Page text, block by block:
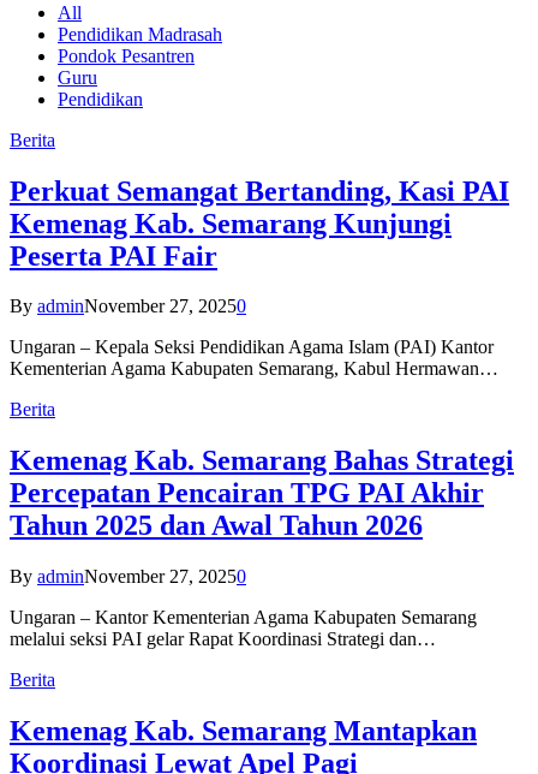
All
Pendidikan Madrasah
Pondok Pesantren
Guru
Pendidikan
Berita
Perkuat Semangat Bertanding, Kasi PAI
Kemenag Kab. Semarang Kunjungi
Peserta PAI Fair
By adminNovember 27, 20250
Ungaran – Kepala Seksi Pendidikan Agama Islam (PAI) Kantor
Kementerian Agama Kabupaten Semarang, Kabul Hermawan…
Berita
Kemenag Kab. Semarang Bahas Strategi
Percepatan Pencairan TPG PAI Akhir
Tahun 2025 dan Awal Tahun 2026
By adminNovember 27, 20250
Ungaran – Kantor Kementerian Agama Kabupaten Semarang
melalui seksi PAI gelar Rapat Koordinasi Strategi dan…
Berita
Kemenag Kab. Semarang Mantapkan
Koordinasi Lewat Apel Pagi